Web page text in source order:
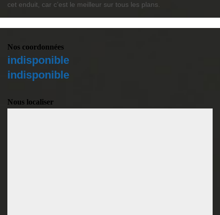
cet enduit, car c’est le meilleur sur tous les plans.
Nos coordonnées
indisponible
indisponible
Nous localiser